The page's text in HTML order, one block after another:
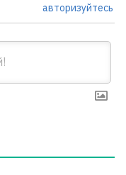
авторизуйтесь